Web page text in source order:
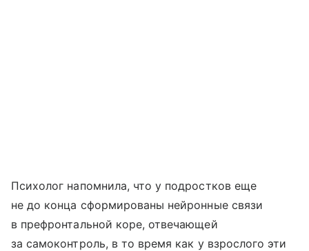
Психолог напомнила, что у подростков еще
не до конца сформированы нейронные связи
в префронтальной коре, отвечающей
за самоконтроль, в то время как у взрослого эти